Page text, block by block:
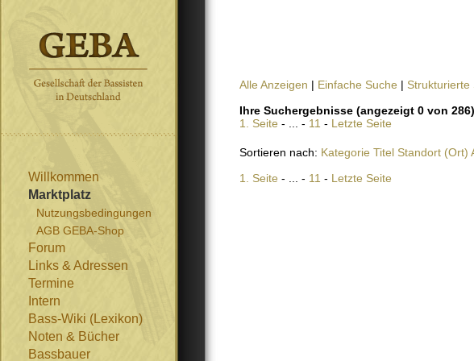
Willkommen
Marktplatz
Nutzungsbedingungen
AGB GEBA-Shop
Forum
Links & Adressen
Termine
Intern
Bass-Wiki (Lexikon)
Noten & Bücher
Bassbauer
Alle Anzeigen | Einfache Suche | Strukturierte
Ihre Suchergebnisse (angezeigt 0 von
1. Seite - ... - 11 - Letzte Seite
Sortieren nach: Kategorie Titel Standort (Ort)
1. Seite - ... - 11 - Letzte Seite